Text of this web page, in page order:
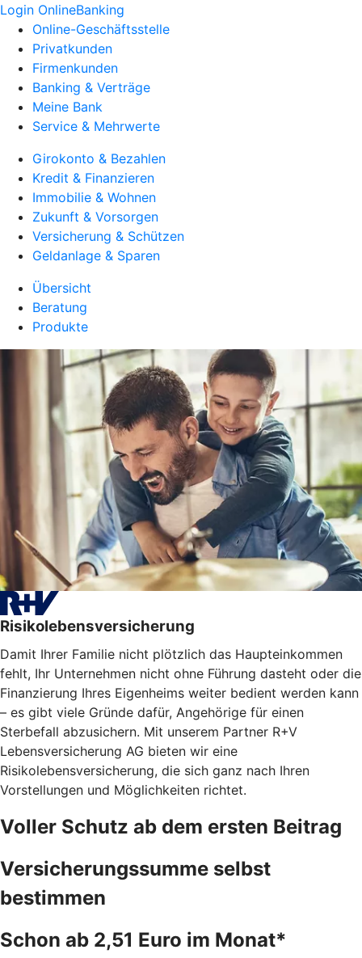
Login OnlineBanking
Online-Geschäftsstelle
Privatkunden
Firmenkunden
Banking & Verträge
Meine Bank
Service & Mehrwerte
Girokonto & Bezahlen
Kredit & Finanzieren
Immobilie & Wohnen
Zukunft & Vorsorgen
Versicherung & Schützen
Geldanlage & Sparen
Übersicht
Beratung
Produkte
Risikolebensversicherung
Damit Ihrer Familie nicht plötzlich das Haupteinkommen
fehlt, Ihr Unternehmen nicht ohne Führung dasteht oder die
Finanzierung Ihres Eigenheims weiter bedient werden kann
– es gibt viele Gründe dafür, Angehörige für einen
Sterbefall abzusichern. Mit unserem Partner R+V
Lebensversicherung AG bieten wir eine
Risikolebensversicherung, die sich ganz nach Ihren
Vorstellungen und Möglichkeiten richtet.
Voller Schutz ab dem ersten Beitrag
Versicherungssumme selbst
bestimmen
Schon ab 2,51 Euro im Monat*